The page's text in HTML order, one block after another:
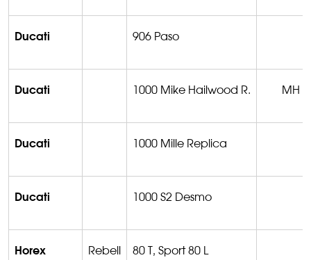
Ducati 906 Paso
Ducati 1000 Mike Hailwood R. MH
Ducati 1000 Mille Replica
Ducati 1000 S2 Desmo
Horex Rebell 80 T, Sport 80 L